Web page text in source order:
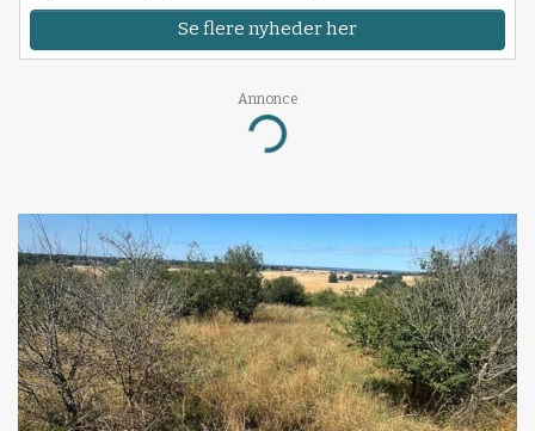
Se flere nyheder her
Annonce
Loading...